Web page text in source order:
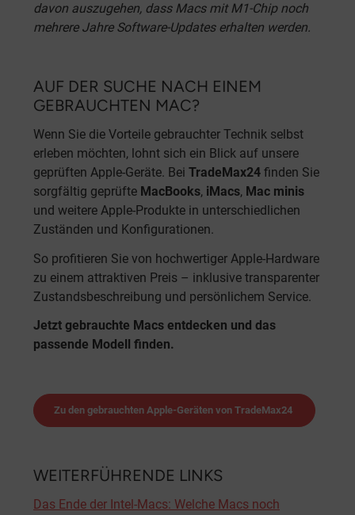
davon auszugehen, dass Macs mit M1-Chip noch
mehrere Jahre Software-Updates erhalten werden.
AUF DER SUCHE NACH EINEM
GEBRAUCHTEN MAC?
Wenn Sie die Vorteile gebrauchter Technik selbst
erleben möchten, lohnt sich ein Blick auf unsere
geprüften Apple-Geräte. Bei TradeMax24 finden Sie
sorgfältig geprüfte MacBooks, iMacs, Mac minis
und weitere Apple-Produkte in unterschiedlichen
Zuständen und Konfigurationen.
So profitieren Sie von hochwertiger Apple-Hardware
zu einem attraktiven Preis – inklusive transparenter
Zustandsbeschreibung und persönlichem Service.
Jetzt gebrauchte Macs entdecken und das
passende Modell finden.
Zu den gebrauchten Apple-Geräten von TradeMax24
WEITERFÜHRENDE LINKS
Das Ende der Intel-Macs: Welche Macs noch